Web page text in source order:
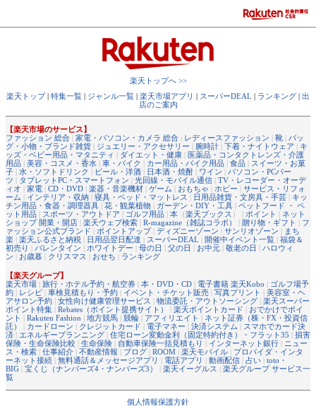
楽天トップへ >>
楽天トップ| 特集一覧 | ジャンル一覧 | 楽天市場アプリ | スーパーDEAL | ランキング | 出
店のご案内
【楽天市場のサービス】
ファッション 総合 | 家電・パソコン・カメラ 総合 | レディースファッション | 靴 | バッ
グ・小物・ブランド雑貨 | ジュエリー・アクセサリー | 腕時計 | 下着・ナイトウェア | キ
ッズ・ベビー用品・マタニティ | ダイエット・健康 | 医薬品・コンタクトレンズ・介護
用品 | 美容・コスメ・香水 | 車・バイク | カー用品・バイク用品 | 食品 | スイーツ・お菓
子 | 水・ソフトドリンク | ビール・洋酒 | 日本酒・焼酎 | ワイン | パソコン・PCパー
ツ | タブレットPC・スマートフォン | 光回線・モバイル通信 | TV・レコーダー・オーデ
ィオ | 家電 | CD・DVD | 楽器・音楽機材 | ゲーム | おもちゃ | ホビー | サービス・リフォ
ーム | インテリア・収納 | 寝具・ベッド・マットレス | 日用品雑貨・文房具・手芸 | キッ
チン用品・食器・調理器具 | 花・観葉植物 | ガーデン・DIY・工具 | ペットフード ・ ペ
ット用品 | スポーツ・アウトドア | ゴルフ用品 | 本 （楽天ブックス ） | ポイント | ネット
ショップ 開業・開店 | 楽天ウェブ検索 | R-magazine（雑誌コラボ） | 贈り物・ギフト | フ
ァッション公式ブランド | ポイントアップ| ディズニーゾーン | サンリオゾーン | まち
楽 | 楽天ふるさと納税 | 日用品翌日配達 | スーパーDEAL | 開催中イベント一覧 | 福袋＆
初売り | バレンタイン | ホワイトデー | 母の日 | 父の日 | お中元 | 敬老の日 | ハロウィ
ン | お歳暮 | クリスマス | おせち | ランキング
【楽天グループ】
楽天市場 | 旅行・ホテル予約・航空券 | 本・DVD・CD | 電子書籍 楽天Kobo | ゴルフ場予
約 | レシピ | 車検見積もり・予約 | イベント・チケット販売 | 写真プリント | 美容室・ヘ
アサロン予約 | 女性向け健康管理サービス | 物流委託・アウトソーシング | 楽天スーパー
ポイント特集 | Rebates（ポイント提携サイト） | 楽天ポイントカード | おでかけでポイ
ント | Rakuten Fashion | 地方競馬 | 競輪 | アフィリエイト | ネット証券（株・FX・投資信
託）
| カードローン | クレジットカード | 電子マネー | 決済システム | スマホでカード決
済 | エネルギープランニング | 住宅ローン変動金利（固定特約付き）・フラット35 | 損害
保険・生命保険比較 | 生命保険 | 自動車保険一括見積もり | インターネット銀行 | ニュー
ス・検索 | 仕事紹介 | 不動産情報 | ブログ | ROOM | 楽天モバイル | プロバイダ・インタ
ーネット接続 | 無料通話＆メッセージアプリ | 電話アプリ | 動画配信 | 占い | toto・
BIG | 宝くじ（ナンバーズ4・ナンバーズ3） | 楽天イーグルス | 楽天グループ サービス一
覧
個人情報保護方針